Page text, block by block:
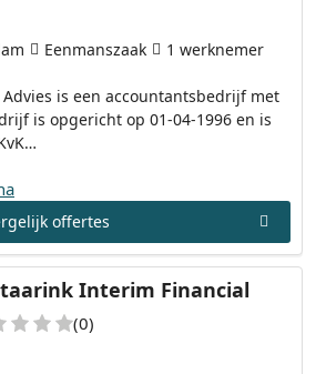
is een accountantsbedrijf met
is opgericht op 01-04-1996 en is
Eenmanszaak 1 werknemer
offertes
Interim Financial
(0)